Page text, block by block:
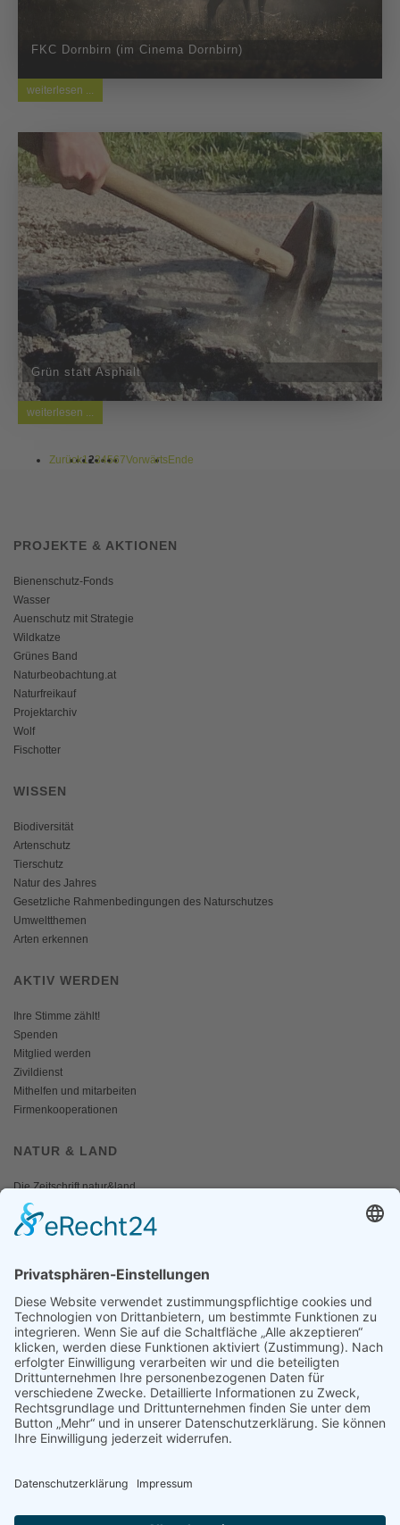
FKC Dornbirn (im Cinema Dornbirn)
weiterlesen ...
Grün statt Asphalt
weiterlesen ...
Zurück1 234567VorwärtsEnde
PROJEKTE & AKTIONEN
Bienenschutz-Fonds
Wasser
Auenschutz mit Strategie
Wildkatze
Grünes Band
Naturbeobachtung.at
Naturfreikauf
Projektarchiv
Wolf
Fischotter
WISSEN
Biodiversität
Artenschutz
Tierschutz
Natur des Jahres
Gesetzliche Rahmenbedingungen des Naturschutzes
Umweltthemen
Arten erkennen
AKTIV WERDEN
Ihre Stimme zählt!
Spenden
Mitglied werden
Zivildienst
Mithelfen und mitarbeiten
Firmenkooperationen
NATUR & LAND
Die Zeitschrift natur&land
Archiv
Mediadaten
Fotos und Logos
Presseaussendungen
Presse
Presseinformationen abonnieren
ÜBER UNS
Naturschutzbund
Naturschutzjugend